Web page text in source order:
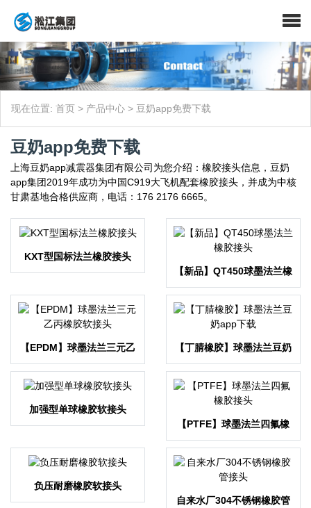
现在位置: 首页 > 产品中心 > 豆奶app免费下载
豆奶app免费下载
上海豆奶app减震器集团有限公司为您介绍：橡胶接头信息，豆奶
app集团2019年成功为中国C919大飞机配套橡胶接头，并成为中核
甘肃基地合格供应商，电话：176 2176 6665。
KXT型国标法兰橡胶接头
【新品】QT450球墨法兰橡
胶接头
【EPDM】球墨法兰三元乙
丙橡胶软接头
【丁腈橡胶】球墨法兰豆奶
app下载
加强型单球橡胶软接头
【PTFE】球墨法兰四氟橡
胶接头
负压耐磨橡胶软接头
自来水厂304不锈钢橡胶管